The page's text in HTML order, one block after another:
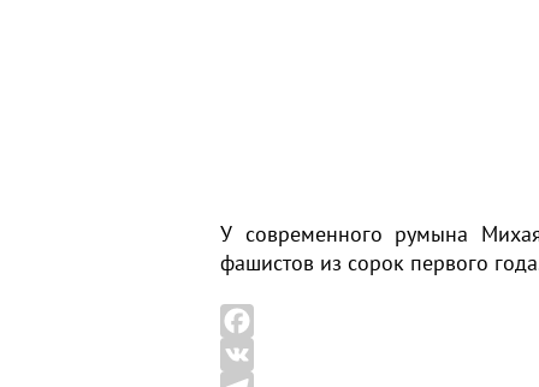
У современного румына
фашистов из сорок первого
F